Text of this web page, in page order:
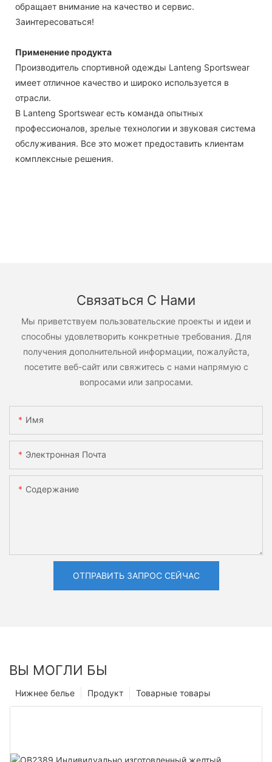
обращает внимание на качество и сервис.
Заинтересоваться!
Применение продукта
Производитель спортивной одежды Lanteng Sportswear
имеет отличное качество и широко используется в
отрасли.
В Lanteng Sportswear есть команда опытных
профессионалов, зрелые технологии и звуковая система
обслуживания. Все это может предоставить клиентам
комплексные решения.
Связаться С Нами
Мы приветствуем пользовательские проекты и идеи и
способны удовлетворить конкретные требования. Для
получения дополнительной информации, пожалуйста,
посетите веб-сайт или свяжитесь с нами напрямую с
вопросами или запросами.
Имя
Электронная Почта
Содержание
ОТПРАВИТЬ ЗАПРОС СЕЙЧАС
ВЫ МОГЛИ БЫ
Товарные товары
Продукт
Нижнее белье